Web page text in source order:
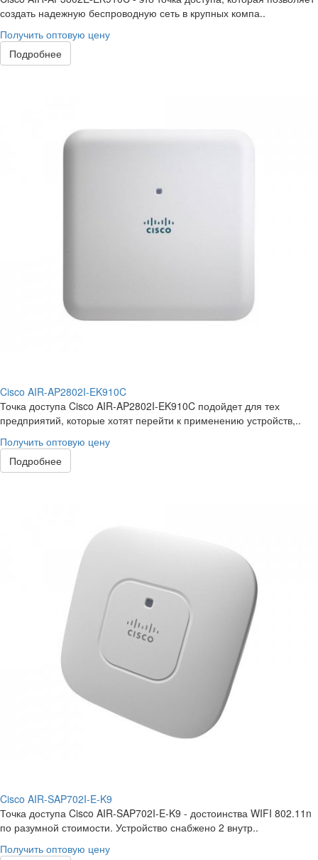
создать надежную беспроводную сеть в крупных компа..
Получить оптовую цену
Подробнее
Cisco AIR-AP2802I-EK910C
Точка доступа Cisco AIR-AP2802I-EK910C подойдет для тех
предприятий, которые хотят перейти к применению устройств,..
Получить оптовую цену
Подробнее
Cisco AIR-SAP702I-E-K9
Точка доступа Cisco AIR-SAP702I-E-K9 - достоинства WIFI 802.11n
по разумной стоимости. Устройство снабжено 2 внутр..
Получить оптовую цену